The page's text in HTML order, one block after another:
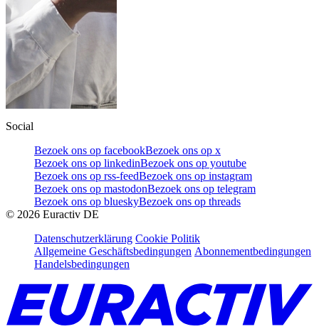
Social
Bezoek ons op facebookBezoek ons op x
Bezoek ons op linkedinBezoek ons op youtube
Bezoek ons op rss-feedBezoek ons op instagram
Bezoek ons op mastodonBezoek ons op telegram
Bezoek ons op blueskyBezoek ons op threads
© 2026 Euractiv DE
Datenschutzerklärung Cookie Politik
Allgemeine Geschäftsbedingungen Abonnementbedingungen
Handelsbedingungen